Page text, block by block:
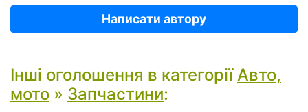
Написати автору
Інші оголошення в категоріїАвто,
мото » Запчастини: